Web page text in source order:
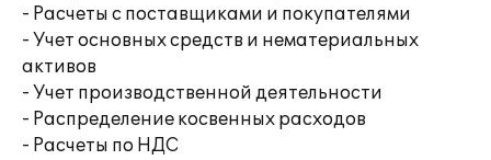
- Расчеты с поставщиками и покупателями
- Учет основных средств и нематериальных
активов
- Учет производственной деятельности
- Распределение косвенных расходов
- Расчеты по НДС